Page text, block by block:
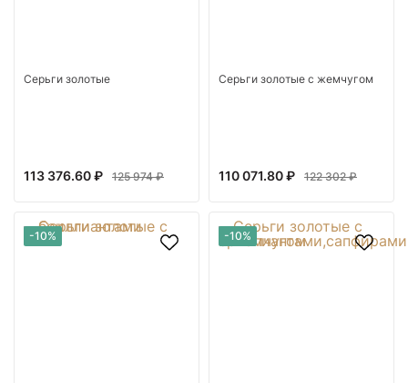
Серьги золотые
113 376.60 ₽ 125 974 ₽
Серьги золотые с жемчугом
110 071.80 ₽ 122 302 ₽
-10% -10%